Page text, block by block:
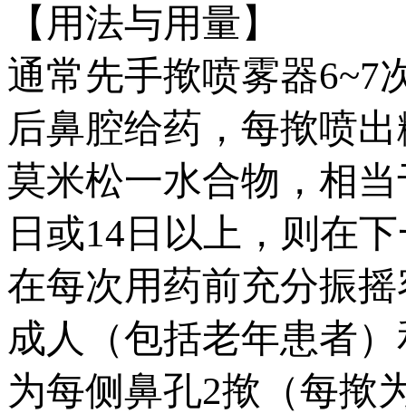
【用法与用量】
通常先手揿喷雾器6~7
后鼻腔给药，每揿喷
莫米松一水合物，相
日或14日以上，则在
在每次用药前充分振
成人（包括老年患者
为每侧鼻孔2揿（每揿